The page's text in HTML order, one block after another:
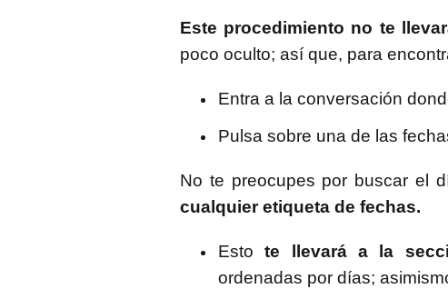
Este procedimiento no te
poco oculto; así que, para
Entra a la conversación
Pulsa sobre una de las
No te preocupes por buscar el
cualquier etiqueta de fechas.
Estote llevará a la
ordenadas por días;